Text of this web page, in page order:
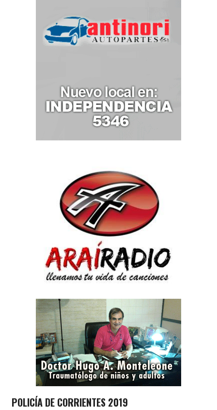
POLICÍA DE CORRIENTES 2019